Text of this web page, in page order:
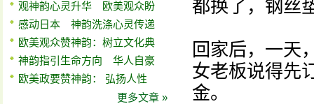
观神韵心灵升华 欧美观众盼
感动日本 神韵洗涤心灵传递
欧美观众赞神韵：树立文化典
神韵指引生命方向 华人自豪
欧美政要赞神韵： 弘扬人性
更多文章 »
都换了，钢丝
回家后，一天
女老板说得先
金。